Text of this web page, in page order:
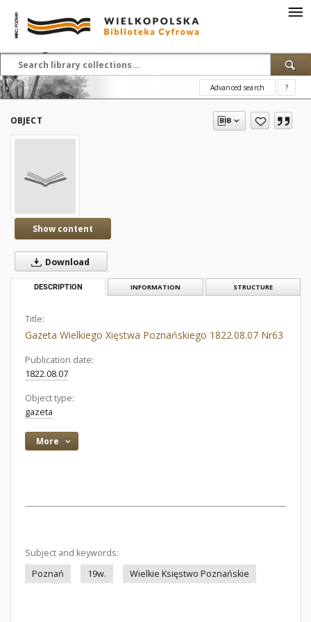
Advanced search ?
OBJECT
Show content
Download
DESCRIPTION INFORMATION STRUCTURE
Title:
Gazeta Wielkiego Xięstwa Poznańskiego 1822.08.07 Nr63
Publication date:
1822.08.07
Object type:
gazeta
More
Subject and keywords:
Poznań
19w. Wielkie Księstwo Poznańskie